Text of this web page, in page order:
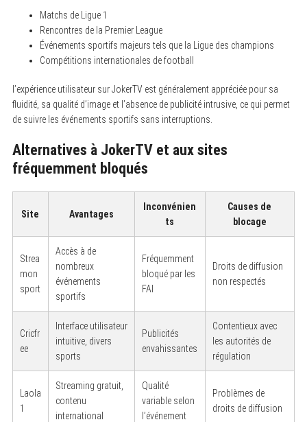
Matchs de Ligue 1
Rencontres de la Premier League
Événements sportifs majeurs tels que la Ligue des champions
Compétitions internationales de football
l’expérience utilisateur sur JokerTV est généralement appréciée pour sa
fluidité, sa qualité d’image et l’absence de publicité intrusive, ce qui permet
de suivre les événements sportifs sans interruptions.
Alternatives à JokerTV et aux sites
fréquemment bloqués
Site Avantages
Inconvénien
ts
Causes de
blocage
Strea
mon
sport
Accès à de
nombreux
événements
sportifs
Fréquemment
bloqué par les
FAI
Droits de diffusion
non respectés
Cricfr
ee
Interface utilisateur
intuitive, divers
sports
Publicités
envahissantes
Contentieux avec
les autorités de
régulation
Laola
1
Streaming gratuit,
contenu
international
Qualité
variable selon
l’événement
Problèmes de
droits de diffusion